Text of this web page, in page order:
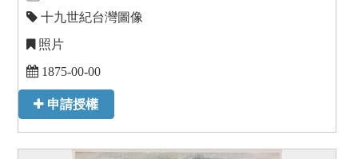
十九世紀台灣圖像
照片
1875-00-00
申請授權